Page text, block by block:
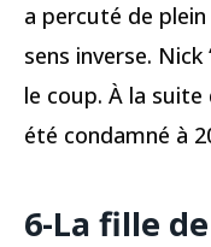
a percuté de
sens inverse. Nick
le coup. À la
été condamné à
6-La fille